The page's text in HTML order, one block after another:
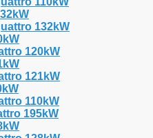
132kW
120kW
121kW
110kW
195kW